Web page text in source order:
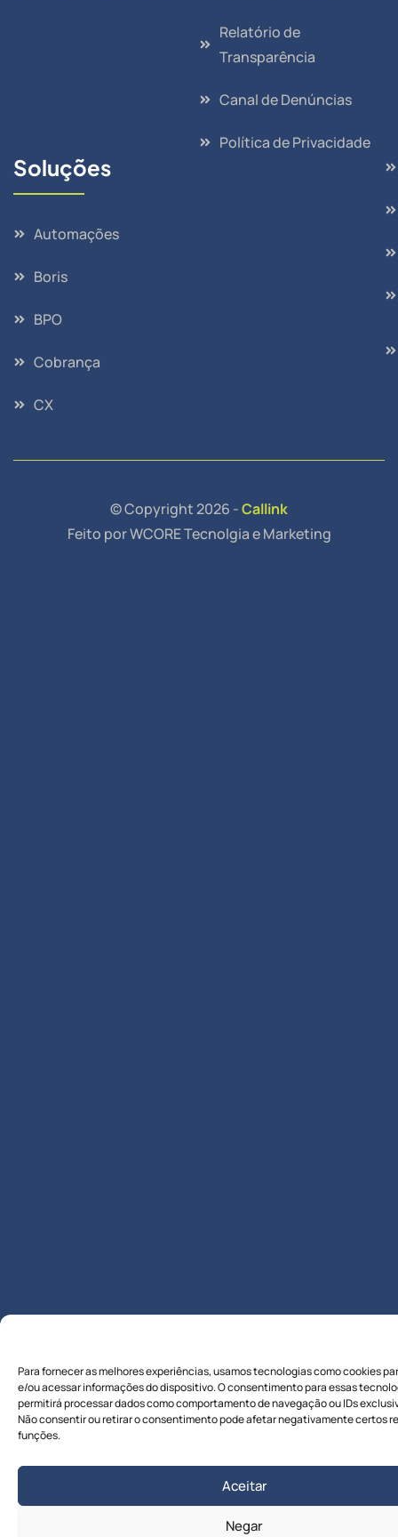
Para fornecer as melhores experiências, usamos tecnologias como cookies
e/ou acessar informações do dispositivo. O consentimento para essas
permitirá processar dados como comportamento de navegação ou IDs
Não consentir ou retirar o consentimento pode afetar negativamente certos
funções.
Aceitar
Negar
Relatório de
Transparência
Canal de Denúncias
Política de Privacidade
Soluções
Automações
Boris
BPO
Cobrança
CX
© Copyright 2026 -Callink
Feito por WCORE Tecnolgia e Marketing